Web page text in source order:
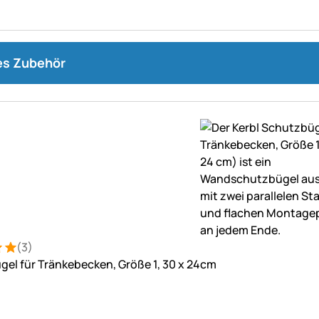
Zubehör
5 von 5 (3 Bewertungen)
(3)
für Tränkebecken, Größe 1, 30 x 24cm